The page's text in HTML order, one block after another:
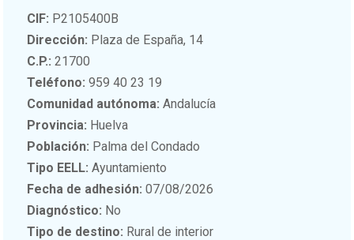
CIF: P2105400B
Dirección: Plaza de España, 14
C.P.: 21700
Teléfono: 959 40 23 19
Comunidad autónoma: Andalucía
Provincia: Huelva
Población: Palma del Condado
Tipo EELL: Ayuntamiento
Fecha de adhesión: 07/08/2026
Diagnóstico: No
Tipo de destino: Rural de interior